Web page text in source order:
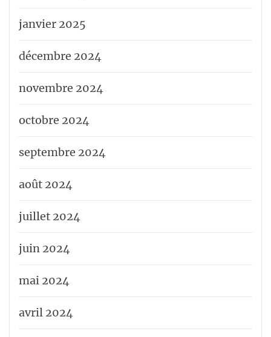
janvier 2025
décembre 2024
novembre 2024
octobre 2024
septembre 2024
août 2024
juillet 2024
juin 2024
mai 2024
avril 2024